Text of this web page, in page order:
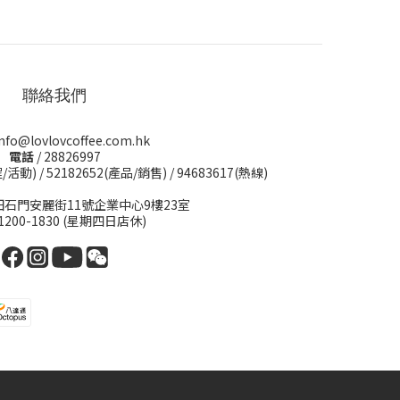
聯絡我們
電話/ 28826997
活動) /52182652(產品/銷售) /94683617(熱線)
門安麗街11號企業中心9樓23室
1830 (星期四日店休)